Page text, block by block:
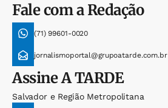
Fale com a Redação
(71) 99601-0020
jornalismoportal@grupoatarde.com.br
AssineA TARDE
Salvador e Região Metropolitana